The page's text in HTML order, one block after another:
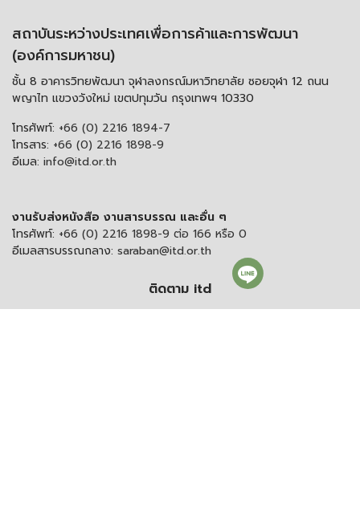
สถาบันระหว่างประเทศเพื่อการค้าและการพัฒนา
(องค์การมหาชน)
ชั้น 8 อาคารวิทยพัฒนา จุฬาลงกรณ์มหาวิทยาลัย ซอยจุฬา 12 ถนน
พญาไท แขวงวังใหม่ เขตปทุมวัน กรุงเทพฯ 10330
โทรศัพท์: +66 (0) 2216 1894-7
โทรสาร: +66 (0) 2216 1898-9
อีเมล: info@itd.or.th
งานรับส่งหนังสือ งานสารบรรณ และอื่น ๆ
โทรศัพท์: +66 (0) 2216 1898-9 ต่อ 166 หรือ 0
อีเมลสารบรรณกลาง: saraban@itd.or.th
ติดตาม itd